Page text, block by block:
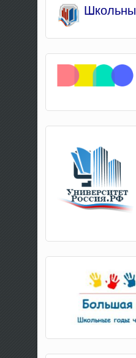
Школьны